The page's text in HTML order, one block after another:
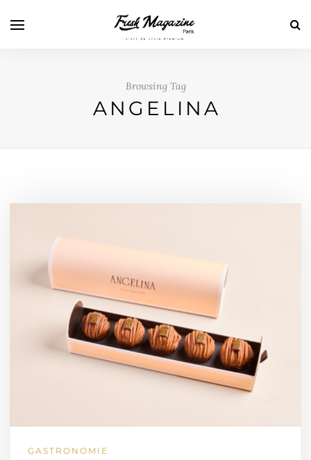
Browsing Tag
ANGELINA
GASTRONOMIE